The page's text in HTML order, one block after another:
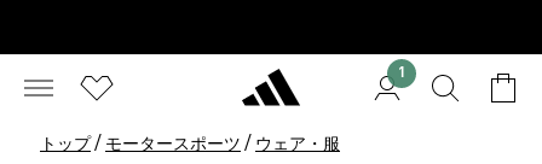
1
トップ / モータースポーツ / ウェア・服